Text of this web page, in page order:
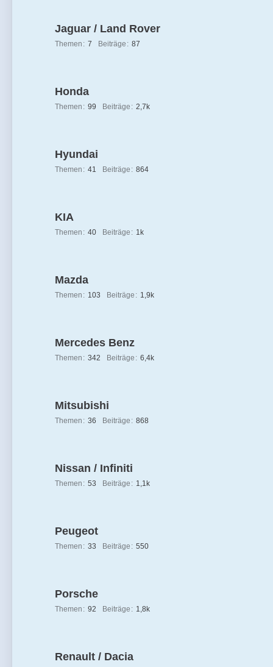
Jaguar / Land Rover
Themen 7 Beiträge 87
Honda
Themen 99 Beiträge 2,7k
Hyundai
Themen 41 Beiträge 864
KIA
Themen 40 Beiträge 1k
Mazda
Themen 103 Beiträge 1,9k
Mercedes Benz
Themen 342 Beiträge 6,4k
Mitsubishi
Themen 36 Beiträge 868
Nissan / Infiniti
Themen 53 Beiträge 1,1k
Peugeot
Themen 33 Beiträge 550
Porsche
Themen 92 Beiträge 1,8k
Renault / Dacia